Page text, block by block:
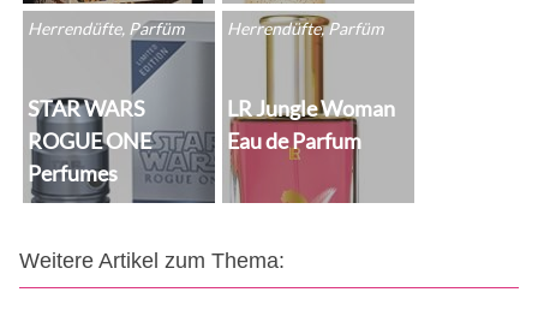
Herrendüfte, Parfüm
STAR WARS
ROGUE ONE
Perfumes
Herrendüfte, Parfüm
LR Jungle Woman
Eau de Parfum
Weitere Artikel zum Thema: